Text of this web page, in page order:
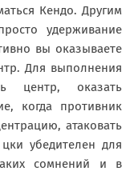
Кендо. Другим
удерживание
вы оказываете
Для выполнения
центр, оказать
когда противник
атаковать
убедителен для
сомнений и в